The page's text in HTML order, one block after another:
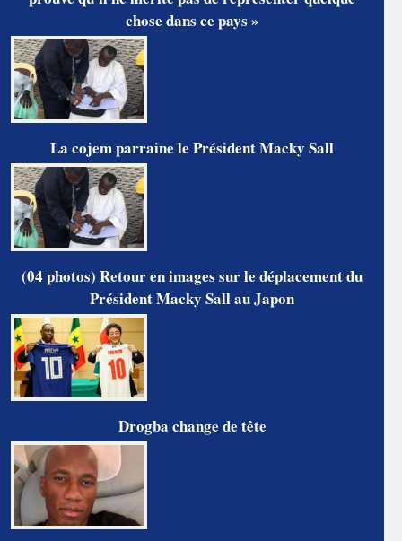
chose dans ce pays »
La cojem parraine le Président Macky Sall
(04 photos) Retour en images sur le déplacement du
Président Macky Sall au Japon
Drogba change de tête